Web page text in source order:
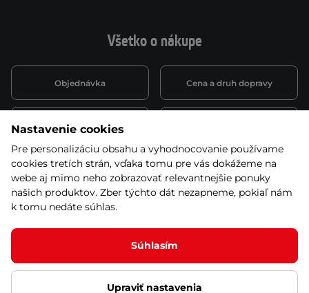
Všetko o nákupe
Objednávka Cena a druh dopravy
Spôsob platby
Montáž a servis Reklamácie a záruka
Kariéra
Nastavenie cookies
Pre personalizáciu obsahu a vyhodnocovanie používame
cookies tretích strán, vďaka tomu pre vás dokážeme na
webe aj mimo neho zobrazovať relevantnejšie ponuky
našich produktov. Zber týchto dát nezapneme, pokiaľ nám
k tomu nedáte súhlas.
Súhlasím
Upraviť nastavenia